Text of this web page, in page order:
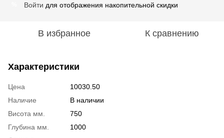
Войти для отображения накопительной скидки
В избранное К сравнению
Характеристики
Цена
10030.50
Наличие
В наличии
Висота мм.
750
Глубина мм.
1000